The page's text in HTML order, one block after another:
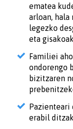
ematea
arloan, hala
legezko
eta
Familiei
ondorengo
bizitzaren
Pazienteari
erabil